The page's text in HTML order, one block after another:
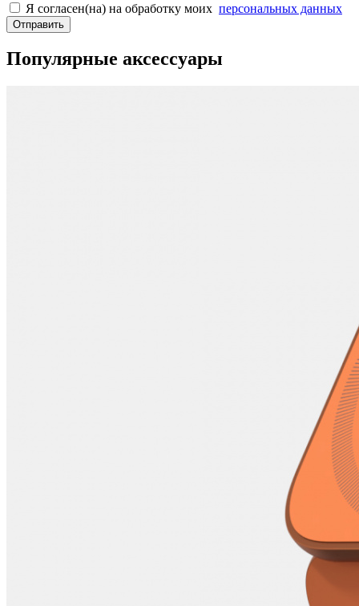
Я согласен(на) на обработку моих персональных данных
Отправить
Популярные аксессуары